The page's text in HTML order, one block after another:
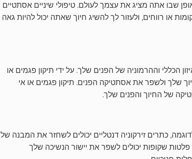
שבו אתה מציג את עצמך לעולם. טיפולי שיניים אסתטיים
או רווחים, ולעזור לך להשיג חיוך שאתה יכול להיות גאה
הכללי וההרמוניה של הפנים שלך. על ידי תיקון פגמים או
שלך ולשפר את אסתטיקה הפנים. תיקון פגמים או אי
של החיוך והפנים שלך.
כתרים זירקוניה דנטליים יכולים לשחזר את המבנה של
פלטות שקופות יכולים לשפר את יישור הנשיכה שלך